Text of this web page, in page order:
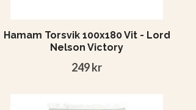
Hamam Torsvik 100x180 Vit - Lord
Nelson Victory
249 kr